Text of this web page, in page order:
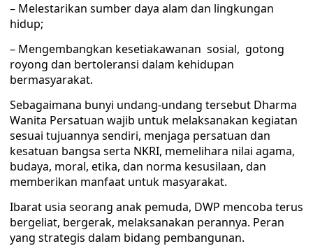
– Melestarikan sumber daya alam dan lingkungan
hidup;
– Mengembangkan kesetiakawanan sosial, gotong
royong dan bertoleransi dalam kehidupan
bermasyarakat.
Sebagaimana bunyi undang-undang tersebut Dharma
Wanita Persatuan wajib untuk melaksanakan kegiatan
sesuai tujuannya sendiri, menjaga persatuan dan
kesatuan bangsa serta NKRI, memelihara nilai agama,
budaya, moral, etika, dan norma kesusilaan, dan
memberikan manfaat untuk masyarakat.
Ibarat usia seorang anak pemuda, DWP mencoba terus
bergeliat, bergerak, melaksanakan perannya. Peran
yang strategis dalam bidang pembangunan.